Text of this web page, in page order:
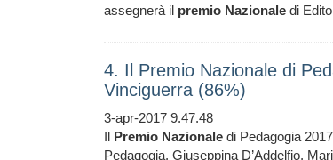
assegnerà il premio Nazionale di
4. Il Premio Nazionale di
Vinciguerra (86%)
3-apr-2017 9.47.48
Il Premio Nazionale di Pedagogia
Pedagogia, Giuseppina D’Addelfio,